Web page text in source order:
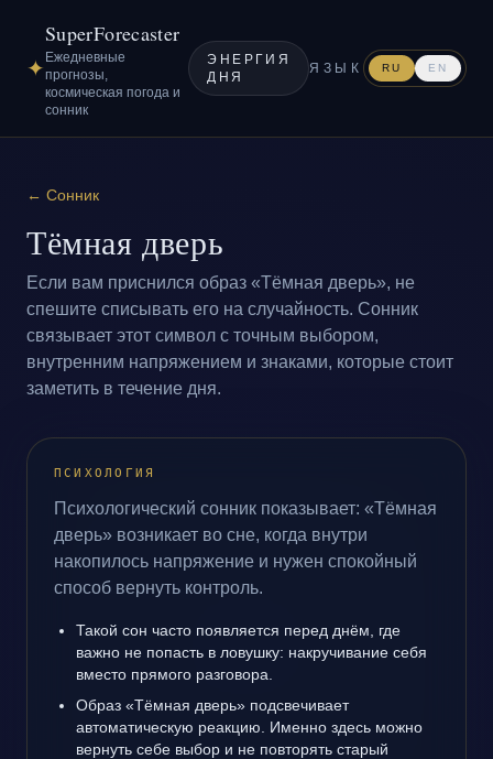
✦
SuperForecaster
Ежедневные
прогнозы,
космическая погода и
сонник
ЭНЕРГИЯ
ДНЯ
ЯЗЫК RU EN
← Сонник
Тёмная дверь
Если вам приснился образ «Тёмная дверь», не
спешите списывать его на случайность. Сонник
связывает этот символ с точным выбором,
внутренним напряжением и знаками, которые стоит
заметить в течение дня.
ПСИХОЛОГИЯ
Психологический сонник показывает: «Тёмная
дверь» возникает во сне, когда внутри
накопилось напряжение и нужен спокойный
способ вернуть контроль.
Такой сон часто появляется перед днём, где
важно не попасть в ловушку: накручивание себя
вместо прямого разговора.
Образ «Тёмная дверь» подсвечивает
автоматическую реакцию. Именно здесь можно
вернуть себе выбор и не повторять старый